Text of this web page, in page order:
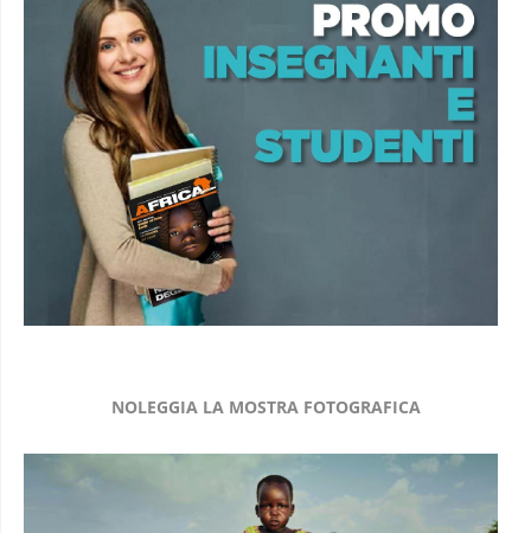
NOLEGGIA LA MOSTRA FOTOGRAFICA